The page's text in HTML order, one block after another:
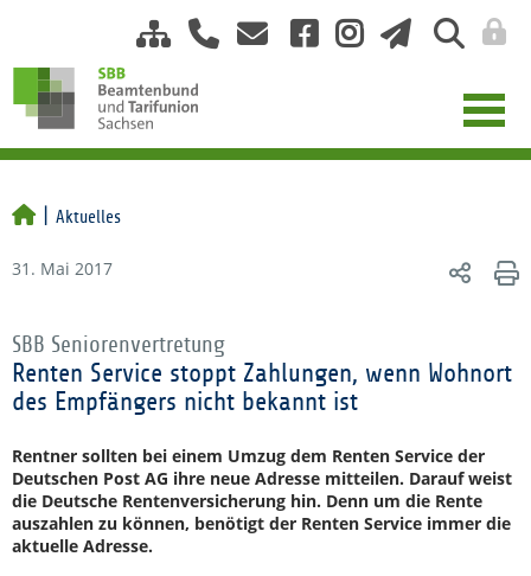
Aktuelles
31. Mai 2017
SBB Seniorenvertretung
Renten Service stoppt Zahlungen, wenn Wohnort
des Empfängers nicht bekannt ist
Rentner sollten bei einem Umzug dem Renten Service der
Deutschen Post AG ihre neue Adresse mitteilen. Darauf weist
die Deutsche Rentenversicherung hin. Denn um die Rente
auszahlen zu können, benötigt der Renten Service immer die
aktuelle Adresse.